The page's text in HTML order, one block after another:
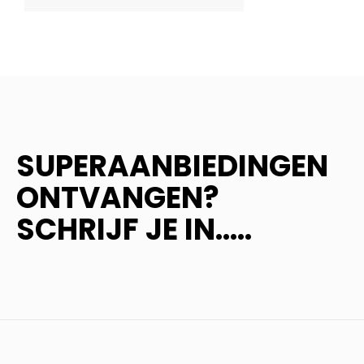
SUPERAANBIEDINGEN
ONTVANGEN?
SCHRIJF JE IN.....